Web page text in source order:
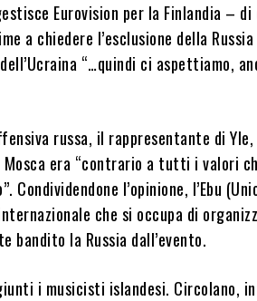
Eurovision per la Finlandia – di
a chiedere l’esclusione della
“…quindi ci aspettiamo,
russa, il rappresentante di
era “contrario a tutti i valori
l’opinione, l’Ebu
che si occupa di
bandito la Russia dall’evento.
i musicisti islandesi. Circolano,